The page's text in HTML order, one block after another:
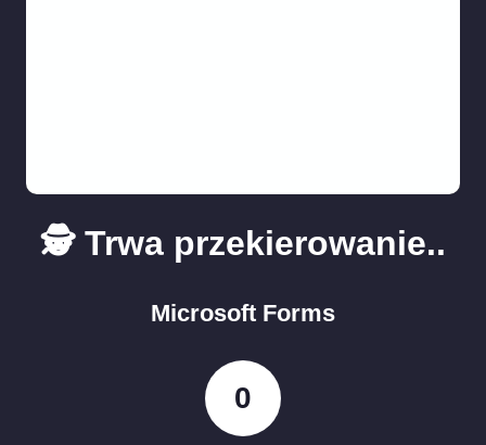
🕵️ Trwa przekierowanie..
Microsoft Forms
0